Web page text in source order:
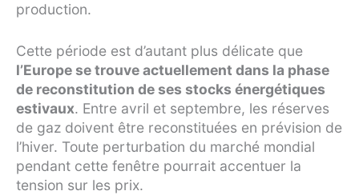
production.
Cette période est d’autant plus délicate que
l’Europe se trouve actuellement dans la phase
de reconstitution de ses stocks énergétiques
estivaux. Entre avril et septembre, les réserves
de gaz doivent être reconstituées en prévision de
l’hiver. Toute perturbation du marché mondial
pendant cette fenêtre pourrait accentuer la
tension sur les prix.